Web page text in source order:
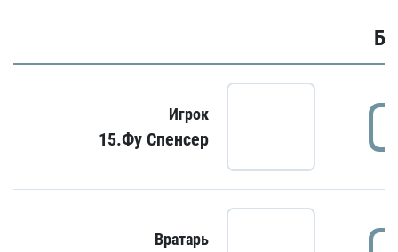
Игрок
15.Фу Спенсер
Вратарь